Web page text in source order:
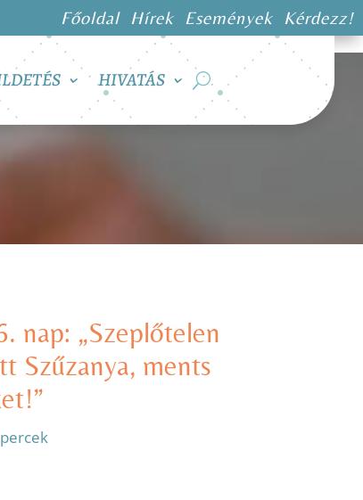
Főoldal Hírek Események Kérdezz!
HIVATÁS
nap: „Szeplőtelen
Szűzanya, ments